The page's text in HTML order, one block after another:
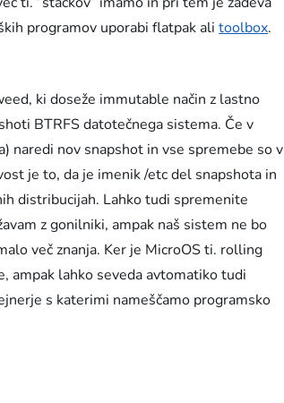
programov uporabi flatpak alitoolbox.
ki doseže immutable način z lastno
BTRFS datotečnega sistema. Če v
naredi nov snapshot in vse spremebe so v
je to, da je imenik /etc del snapshota in
distribucijah. Lahko tudi spremenite
z gonilniki, ampak naš sistem ne bo
več znanja. Ker je MicroOS ti. rolling
ampak lahko seveda avtomatiko tudi
s katerimi nameščamo programsko